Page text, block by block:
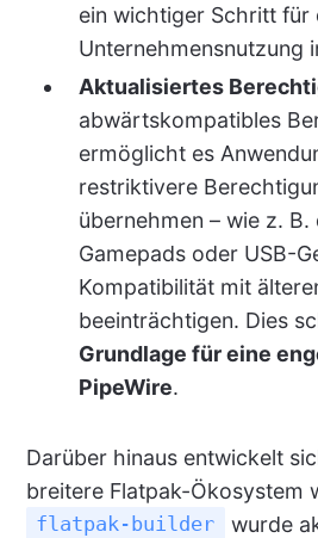
ein wichtiger Schritt für
Unternehmensnutzung
Aktualisiertes
abwärtskompatibles
ermöglicht es
restriktivere
übernehmen – wie z.
Gamepads oder USB-
Kompatibilität mit
beeinträchtigen. Dies
Grundlage für eine
PipeWire.
Darüber hinaus entwickelt
breitere Flatpak-Ökosystem
flatpak-builder
wurde